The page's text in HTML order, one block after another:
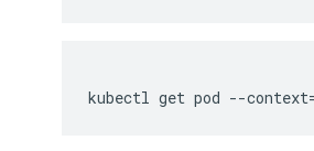
kubectl get pod --